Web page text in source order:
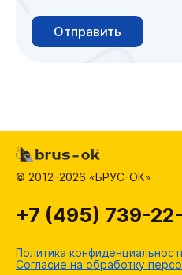
Отправить
© 2012–2026 «БРУС-ОК»
Политика
Согласие на обработку
+7 (495) 739-